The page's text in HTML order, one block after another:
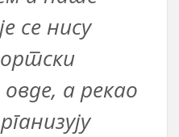
се нису
а рекао